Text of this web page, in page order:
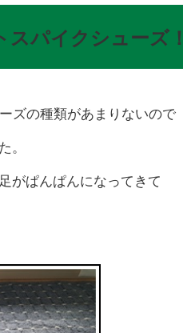
パイクシューズ！
ズの種類があまりないので
がぱんぱんになってきて